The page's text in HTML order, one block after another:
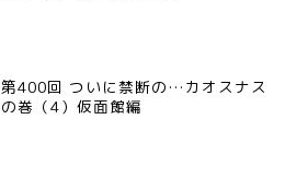
第400回 ついに禁断の…カオスナス
の巻（4）仮面館編